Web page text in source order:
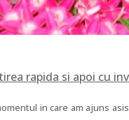
rapida si apoi cu
in care am ajuns